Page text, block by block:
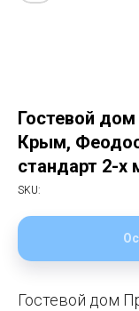
Гостевой
Крым,
cтандарт 2-х
SKU:
Гостевой дом